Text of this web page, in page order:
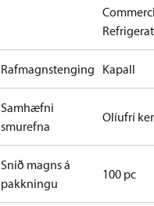
Rafmagnstenging Kapall
Samhæfni
smurefna
Olíufrí
Snið magns á
pakkningu
100 pc